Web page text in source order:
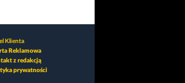
Klienta
Reklamowa
z redakcją
prywatności